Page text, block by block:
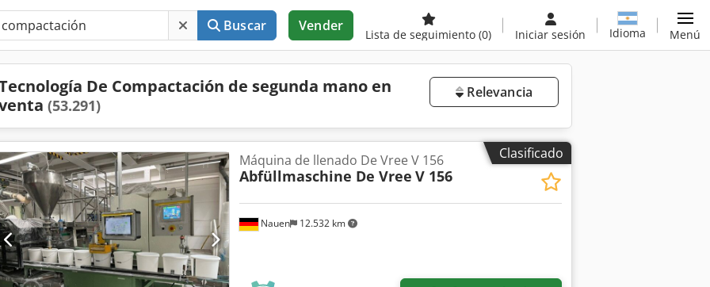
Buscar Vender
Lista de seguimiento (0) Iniciar sesión Idioma Menú
De Compactación de segunda mano en
(53.291)
Relevancia
Clasificado
Nauen 12.532 km
Máquina de llenado De Vree V 156
Abfüllmaschine De Vree V 156